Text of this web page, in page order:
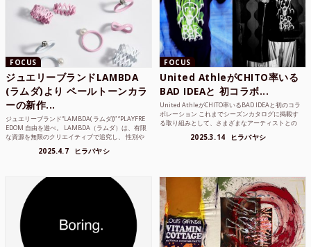
FOCUS
ジュエリーブランドLAMBDA
(ラムダ)より ペールトーンカラ
ーの新作...
ジュエリーブランド“LAMBDA( ラムダ))” “PLAYFRE
EDOM 自由を遊べ。 LAMBDA（ラムダ）は、有限
な資源を無限のクリエイティブで追究し、 性別や
2025.4.7 ヒラバヤシ
FOCUS
United AthleがCHITO率いる
BAD IDEAと 初コラボ...
United AthleがCHITO率いるBAD IDEAと初のコラ
ボレーション これまでシーズンカタログに掲載す
る取り組みとして、さまざまなアーティストとの
2025.3.14 ヒラバヤシ